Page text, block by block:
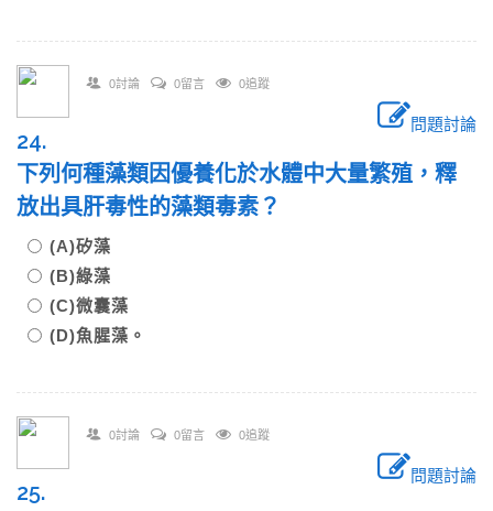
0討論 0留言 0追蹤
問題討論
24.
下列何種藻類因優養化於水體中大量繁殖，釋
放出具肝毒性的藻類毒素？
(A)矽藻
(B)綠藻
(C)微囊藻
(D)魚腥藻。
0討論 0留言 0追蹤
問題討論
25.